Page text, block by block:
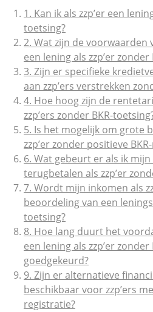
1. Kan ik als zzp’er een
toetsing?
2. Wat zijn de voorwaarden
een lening als zzp’er
3. Zijn er specifieke
aan zzp’ers verstrekken
4. Hoe hoog zijn de
zzp’ers zonder BKR-
5. Is het mogelijk om grote
zzp’er zonder positieve
6. Wat gebeurt er als ik
terugbetalen als zzp’er
7. Wordt mijn inkomen als
beoordeling van een
toetsing?
8. Hoe lang duurt het
een lening als zzp’er
goedgekeurd?
9. Zijn er alternatieve
beschikbaar voor zzp’ers
registratie?